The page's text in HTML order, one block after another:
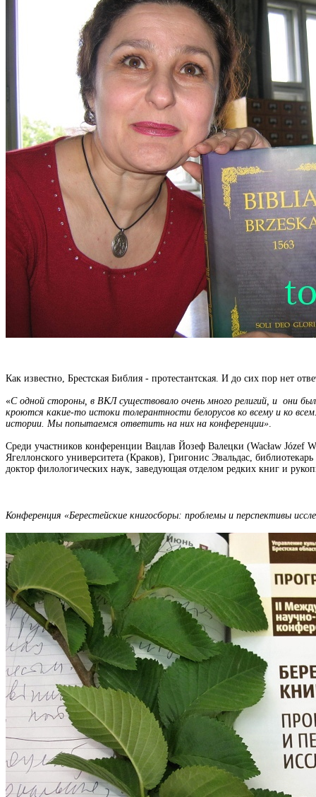
Как известно, Брестская Библия - протестантская. И до сих пор нет
«С одной стороны, в ВКЛ существовало очень много религий, и они
кроются какие-то истоки толерантности белорусов ко всему и ко
истории. Мы попытаемся ответить на них на конференции»
Среди участников конференции Вацлав Йозеф Валецки (Wacław Józef
Ягеллонского университета (Краков), Григонис Эвальдас,
доктор филологических наук, заведующая отделом редких книг и
Конференция «Берестейские книгосборы: проблемы и перспективы